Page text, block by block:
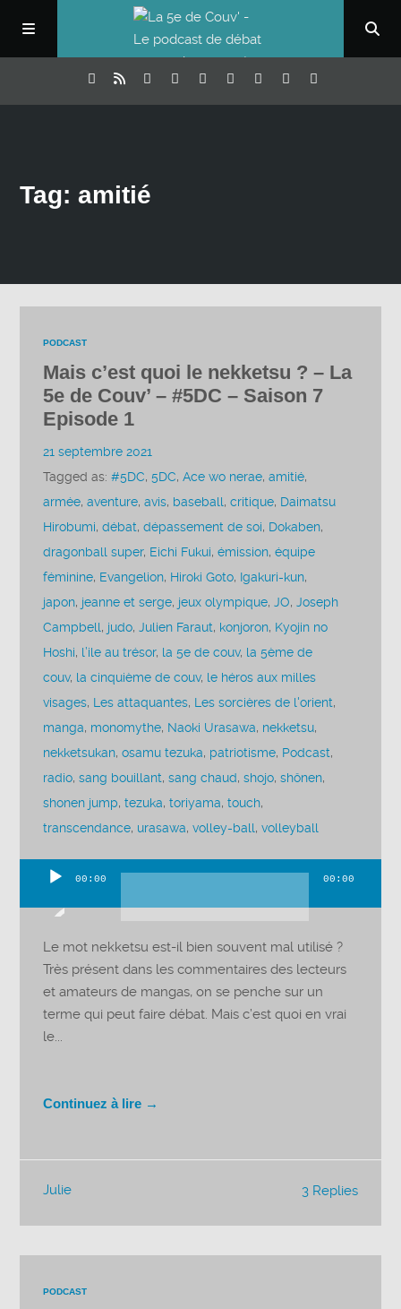
Tag: amitié
PODCAST
Mais c’est quoi le nekketsu ? – La
5e de Couv’ – #5DC – Saison 7
Episode 1
21 septembre 2021
Tagged as:#5DC,5DC,Ace wo nerae,amitié,
armée,aventure,avis, baseball,critique, Daimatsu
Hirobumi,débat,dépassement de soi, Dokaben,
dragonball super, Eichi Fukui,émission,équipe
féminine, Evangelion, Hiroki Goto, Igakuri-kun,
japon, jeanne et serge, jeux olympique,JO,Joseph
Campbell, judo,Julien Faraut, konjoron, Kyojin no
Hoshi, l’ile au trésor, la 5e de couv, la 5ème de
couv, la cinquième de couv, le héros aux milles
visages, Les attaquantes, Les sorcières de l'orient,
manga, monomythe, Naoki Urasawa, nekketsu,
nekketsukan,osamu tezuka, patriotisme, Podcast,
radio,sang bouillant,sang chaud,shojo,shônen,
shonen jump,tezuka,toriyama,touch,
transcendance, urasawa,volley-ball,volleyball
audio
00:00 00:00
Le mot nekketsu est-il bien souvent mal utilisé ?
Très présent dans les commentaires des lecteurs
et amateurs de mangas, on se penche sur un
terme qui peut faire débat. Mais c’est quoi en vrai
le...
Continuez à lire →
3 Replies
Julie
PODCAST